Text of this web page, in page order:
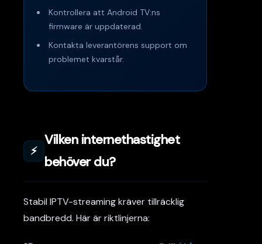
Kontrollera att Android TV:ns
firmware är uppdaterad.
Kontakta leverantörens support om
problemet kvarstår.
⚡
Vilken internethastighet
behöver du?
Stabil IPTV-streaming kräver tillräcklig
bandbredd. Här är riktlinjerna: